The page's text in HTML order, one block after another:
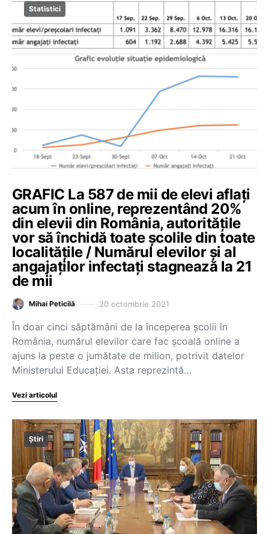
Statistici
GRAFIC La 587 de mii de elevi aflați
acum în online, reprezentând 20%
din elevii din România, autoritățile
vor să închidă toate școlile din toate
localitățile / Numărul elevilor și al
angajaților infectați stagnează la 21
de mii
Mihai Peticilă 20 octombrie 2021
În doar cinci săptămâni de la începerea școlii în
România, numărul elevilor care fac școală online a
ajuns la peste o jumătate de milion, potrivit datelor
Ministerului Educației. Asta reprezintă…
Vezi articolul
Știri